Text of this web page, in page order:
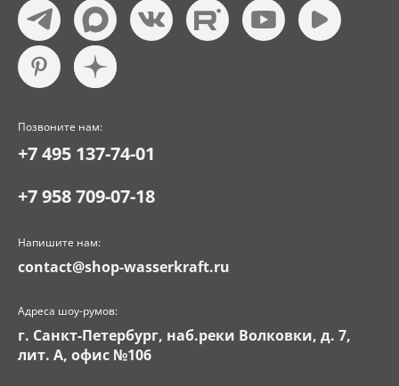
Позвоните нам:
+7 495 137-74-01
+7 958 709-07-18
Напишите нам:
contact@shop-wasserkraft.ru
Адреса шоу-румов:
г. Санкт-Петербург, наб.реки Волковки, д. 7,
лит. А, офис №106